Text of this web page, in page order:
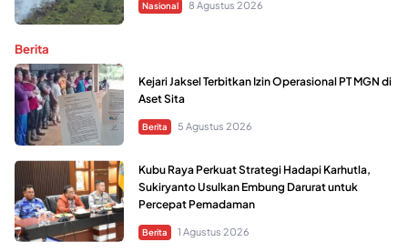
Nasional 8 Agustus 2026
Berita
Kejari Jaksel Terbitkan Izin Operasional PT MGN di
Aset Sita
Berita 5 Agustus 2026
Kubu Raya Perkuat Strategi Hadapi Karhutla,
Sukiryanto Usulkan Embung Darurat untuk
Percepat Pemadaman
Berita 1 Agustus 2026